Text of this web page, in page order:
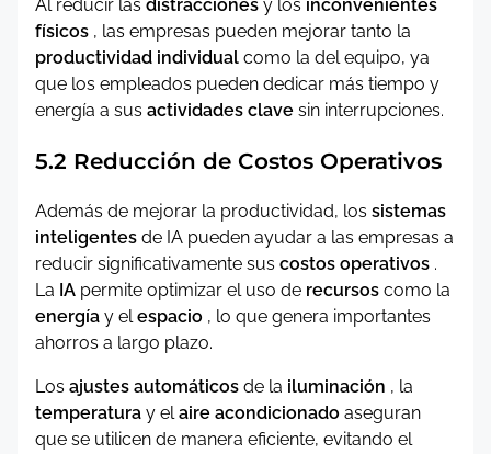
Al reducir las distracciones y los inconvenientes
físicos , las empresas pueden mejorar tanto la
productividad individual como la del equipo, ya
que los empleados pueden dedicar más tiempo y
energía a sus actividades clave sin interrupciones.
5.2 Reducción de Costos Operativos
Además de mejorar la productividad, los sistemas
inteligentes de IA pueden ayudar a las empresas a
reducir significativamente sus costos operativos .
La IA permite optimizar el uso de recursos como la
energía y elespacio , lo que genera importantes
ahorros a largo plazo.
Los ajustes automáticos de la iluminación , la
temperatura y elaire acondicionado aseguran
que se utilicen de manera eficiente, evitando el